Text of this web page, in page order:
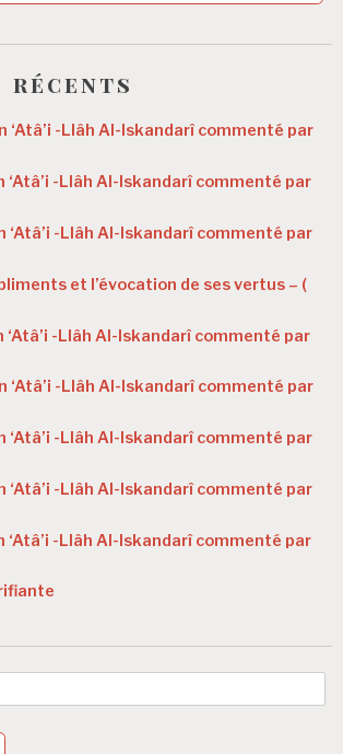
‘Atâ’i -Llâh Al-Iskandarî commenté par
‘Atâ’i -Llâh Al-Iskandarî commenté par
‘Atâ’i -Llâh Al-Iskandarî commenté par
et l’évocation de ses vertus – (
‘Atâ’i -Llâh Al-Iskandarî commenté par
‘Atâ’i -Llâh Al-Iskandarî commenté par
‘Atâ’i -Llâh Al-Iskandarî commenté par
‘Atâ’i -Llâh Al-Iskandarî commenté par
‘Atâ’i -Llâh Al-Iskandarî commenté par